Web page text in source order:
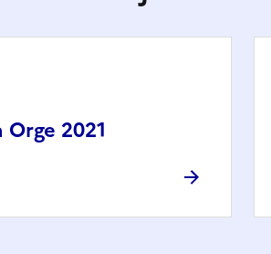
Orge 2021